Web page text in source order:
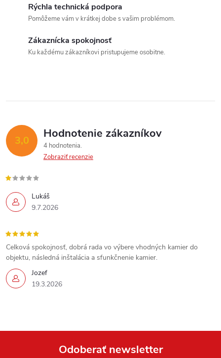
i
p
r
v
k
y
v
ý
p
u
Rýchla technická podpora
Pomôžeme vám v krátkej dobe s vašim problémom.
Zákaznícka spokojnosť
Ku každému zákazníkovi pristupujeme osobitne.
3,0 Hodnotenie zákazníkov
4 hodnotenia
Zobraziť recenzie
Lukáš
9.7.2026
Jozef
19.3.2026
Celková spokojnosť, dobrá rada vo výbere vhodných kamier do
objektu, následná inštalácia a sfunkčnenie kamier.
Odoberať newsletter